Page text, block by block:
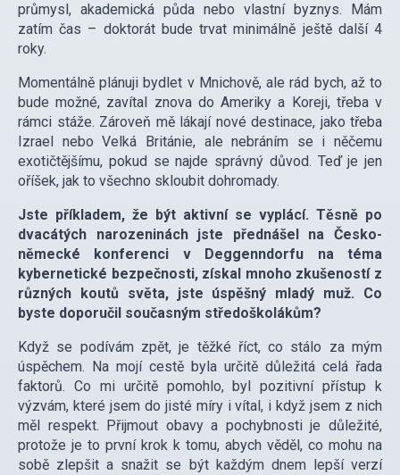
průmysl, akademická půda nebo vlastní byznys. Mám
zatím čas – doktorát bude trvat minimálně ještě další 4
roky.
Momentálně plánuji bydlet v Mnichově, ale rád bych, až to
bude možné, zavítal znova do Ameriky a Koreji, třeba v
rámci stáže. Zároveň mě lákají nové destinace, jako třeba
Izrael nebo Velká Británie, ale nebráním se i něčemu
exotičtějšímu, pokud se najde správný důvod. Teď je jen
oříšek, jak to všechno skloubit dohromady.
Jste příkladem, že být aktivní se vyplácí. Těsně po
dvacátých narozeninách jste přednášel na Česko-
německé konferenci v Deggenndorfu na téma
kybernetické bezpečnosti, získal mnoho zkušeností z
různých koutů světa, jste úspěšný mladý muž. Co
byste doporučil současným středoškolákům?
Když se podívám zpět, je těžké říct, co stálo za mým
úspěchem. Na mojí cestě byla určitě důležitá celá řada
faktorů. Co mi určitě pomohlo, byl pozitivní přístup k
výzvám, které jsem do jisté míry i vítal, i když jsem z nich
měl respekt. Přijmout obavy a pochybnosti je důležité,
protože je to první krok k tomu, abych věděl, co mohu na
sobě zlepšit a snažit se být každým dnem lepší verzí